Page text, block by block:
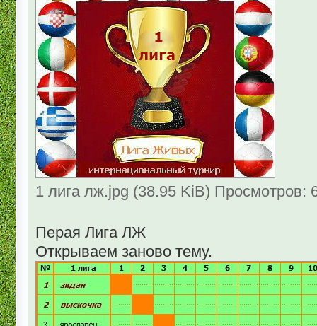
1 лига лж.jpg (38.95 KiB) Просмотров:
Перая Лига ЛЖ
Открываем заново тему.